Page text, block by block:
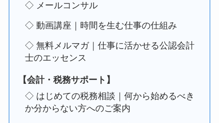
◇ メールコンサル
◇ 動画講座｜時間を生む仕事の仕組み
◇ 無料メルマガ｜仕事に活かせる公認会計
士のエッセンス
【会計・税務サポート】
◇ はじめての税務相談｜何から始めるべき
か分からない方へのご案内